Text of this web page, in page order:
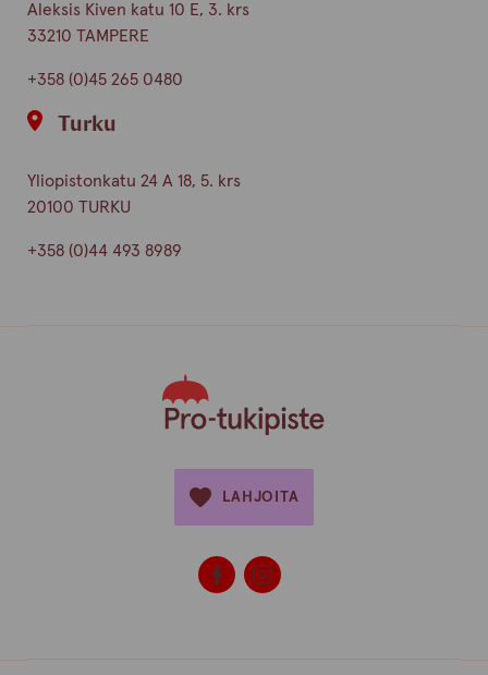
Aleksis Kiven katu 10 E, 3. krs
33210 TAMPERE
+358 (0)45 265 0480
Turku
Yliopistonkatu 24 A 18, 5. krs
20100 TURKU
+358 (0)44 493 8989
LAHJOITA